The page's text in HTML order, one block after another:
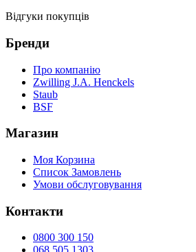
Відгуки покупців
Бренди
Про компанію
Zwilling J.A. Henckels
Staub
BSF
Магазин
Моя Корзина
Список Замовлень
Умови обслуговування
Контакти
0800 300 150